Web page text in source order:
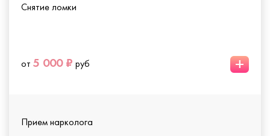
Снятие ломки
от 5 000 ₽ руб +
Прием нарколога